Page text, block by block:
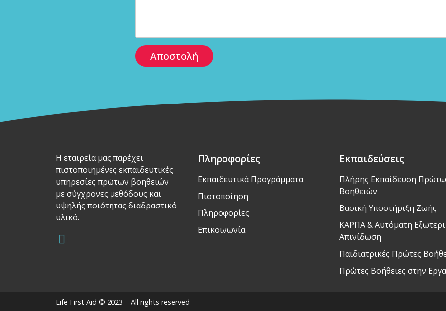
Αποστολή
Η εταιρεία μας παρέχει
πιστοποιημένες εκπαιδευτικές
υπηρεσίες πρώτων βοηθειών
με σύγχρονες μεθόδους και
υψηλής ποιότητας διαδραστικό
υλικό.
Πληροφορίες
Εκπαιδευτικά Προγράμματα
Πιστοποίηση
Πληροφορίες
Επικοινωνία
Εκπαιδεύσεις
Πλήρης Εκπαίδευση
Βοηθειών
Βασική Υποστήριξη Ζωής
ΚΑΡΠΑ & Αυτόματη
Απινίδωση
Παιδιατρικές Πρώτες
Πρώτες Βοήθειες στην
Life First Aid © 2023 – All rights reserved